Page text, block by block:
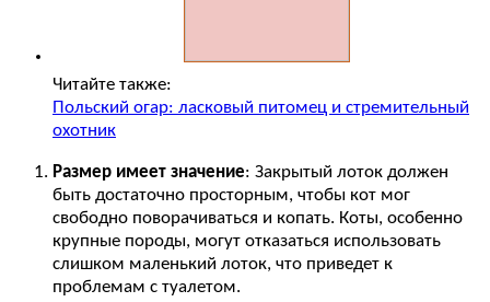
Читайте также:
Польский огар: ласковый питомец и стремительный
охотник
Размер имеет значение: Закрытый лоток должен
быть достаточно просторным, чтобы кот мог
свободно поворачиваться и копать. Коты, особенно
крупные породы, могут отказаться использовать
слишком маленький лоток, что приведет к
проблемам с туалетом.